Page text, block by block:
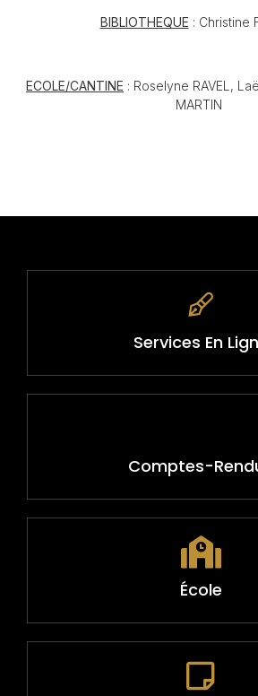
BIBLIOTHEQUE : Christine
ECOLE/CANTINE : Roselyne RAVEL,
MARTIN
Services En
Comptes-
École